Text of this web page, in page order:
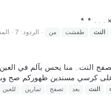
. . . * *
النت طفشت من الردود: 7
تصفح النت.. منا يحس بآلم في
على كرسي مسندين ظهوركم صح
النت بعد تصفح تمارين للعين